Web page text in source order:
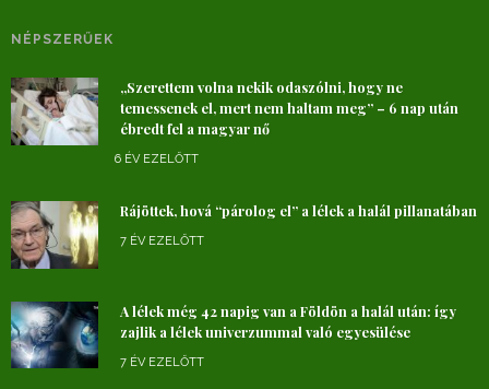
NÉPSZERŰEK
„Szerettem volna nekik odaszólni, hogy ne
temessenek el, mert nem haltam meg” – 6 nap után
ébredt fel a magyar nő
6 ÉV EZELŐTT
Rájöttek, hová “párolog el” a lélek a halál pillanatában
7 ÉV EZELŐTT
A lélek még 42 napig van a Földön a halál után: így
zajlik a lélek univerzummal való egyesülése
7 ÉV EZELŐTT